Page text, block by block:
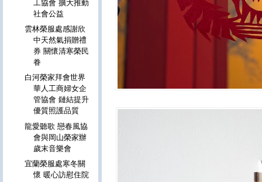
工協會 擴大推動
社會公益
雲林榮服處感謝欣
中天然氣捐贈禮
券 關懷清寒榮民
眷
白河榮家拜會世界
華人工商婦女企
管協會 鏈結提升
優質照護品質
龍愛聽歌 戀春風協
會與岡山榮家辦
歲末音樂會
宜蘭榮服處寒冬關
懷 暖心訪慰住院